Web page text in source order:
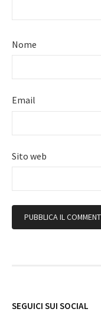
Nome
Email
Sito web
SEGUICI SUI SOCIAL